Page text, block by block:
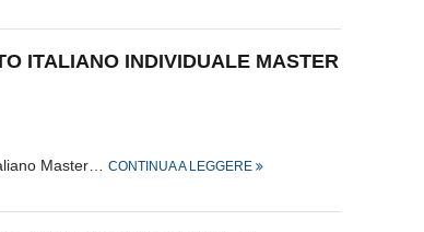
ITALIANO INDIVIDUALE MASTER
Master… CONTINUA A LEGGERE